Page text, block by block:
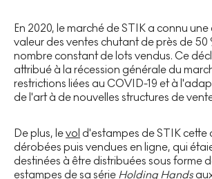
En 2020, le marché de STIK a connu
valeur des ventes chutant de près de 50
nombre constant de lots vendus. Ce
attribué à la récession générale du
restrictions liées au COVID-19 et à
de l'art à de nouvelles structures de
De plus, levol d'estampes de STIK cette
dérobées puis vendues en ligne, qui
destinées à être distribuées sous forme
estampes de sa série Holding Hands